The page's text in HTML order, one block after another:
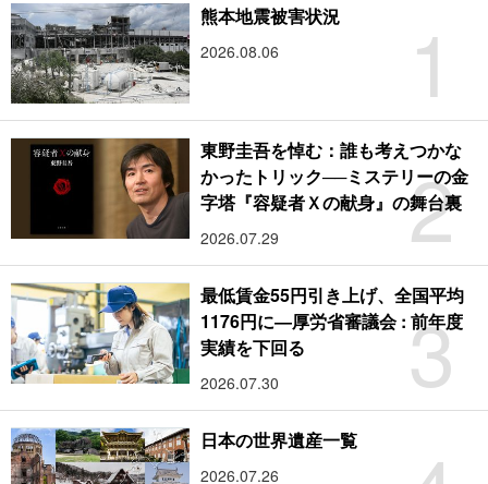
1
熊本地震被害状況
2026.08.06
2
東野圭吾を悼む：誰も考えつかな
かったトリック──ミステリーの金
字塔『容疑者Ｘの献身』の舞台裏
2026.07.29
3
最低賃金55円引き上げ、全国平均
1176円に―厚労省審議会 : 前年度
実績を下回る
2026.07.30
日本の世界遺産一覧
2026.07.26